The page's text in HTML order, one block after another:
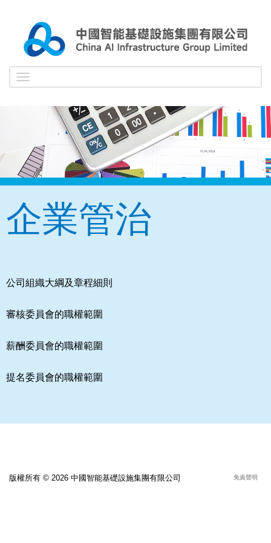
navigation
企業管治
公司組織大綱及章程細則
審核委員會的職權範圍
薪酬委員會的職權範圍
提名委員會的職權範圍
版權所有 © 2026 中國智能基礎設施集團有限公司 免責聲明